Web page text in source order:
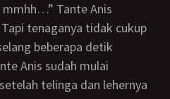
Tante Anis
tenaganya tidak cukup
beberapa detik
Anis sudah mulai
telinga dan lehernya